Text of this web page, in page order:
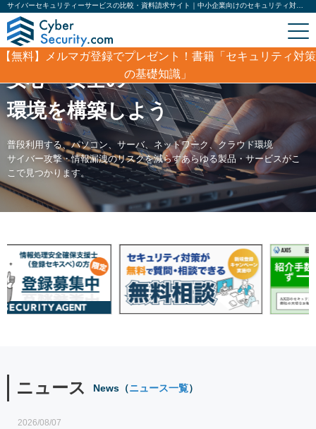
【無料】
メルマガ登録でプレゼント！書籍「セキュリティ対策
の基礎知識」
安心・安全の
環境を構築しよう
普段利用する、パソコン、サーバ、ネットワーク、クラウド環境
サイバー攻撃・情報漏洩のリスクを減らすあらゆる製品・サービスがこ
こで見つかります。
安心・安全の
環境を構築しよう
普段利用する、パソコン、サーバ、ネットワーク、クラウド環境
サイバー攻撃・情報漏洩のリスクを減らすあらゆる製品・サービスがこ
こで見つかります。
安心・安全の
環境を構築しよう
普段利用する、パソコン、サーバ、ネットワーク、クラウド環境
サイバー攻撃・情報漏洩のリスクを減らすあらゆる製品・サービスがこ
こで見つかります。
ニュース News（ニュース一覧）
2026/08/07